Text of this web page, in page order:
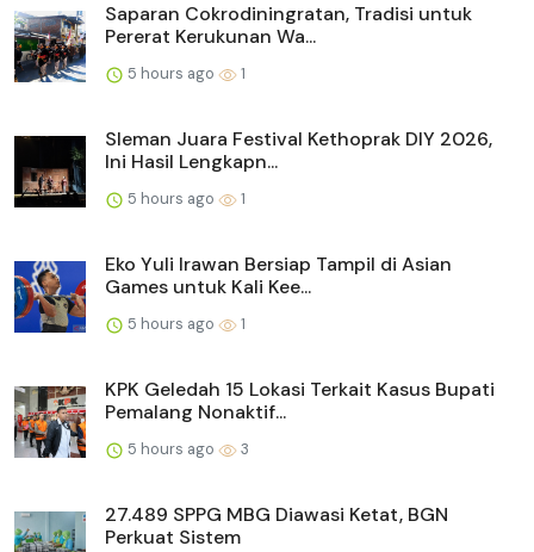
Saparan Cokrodiningratan, Tradisi untuk
Pererat Kerukunan Wa...
5 hours ago 1
Sleman Juara Festival Kethoprak DIY 2026,
Ini Hasil Lengkapn...
5 hours ago 1
Eko Yuli Irawan Bersiap Tampil di Asian
Games untuk Kali Kee...
5 hours ago 1
KPK Geledah 15 Lokasi Terkait Kasus Bupati
Pemalang Nonaktif...
5 hours ago 3
27.489 SPPG MBG Diawasi Ketat, BGN
Perkuat Sistem